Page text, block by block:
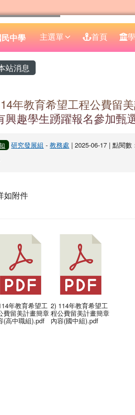
中學 主選單 首頁
容區域
站消息
年教育希望工程公費留
興趣學生踴躍報名參加甄
研究發展組 -教務處 | 2025-06-17 | 點閱數
如附件
年教育希望工
費留美計畫簡章
(高中職組).pdf
2) 114年教育希望工
程公費留美計畫簡章
內容(國中組).pdf